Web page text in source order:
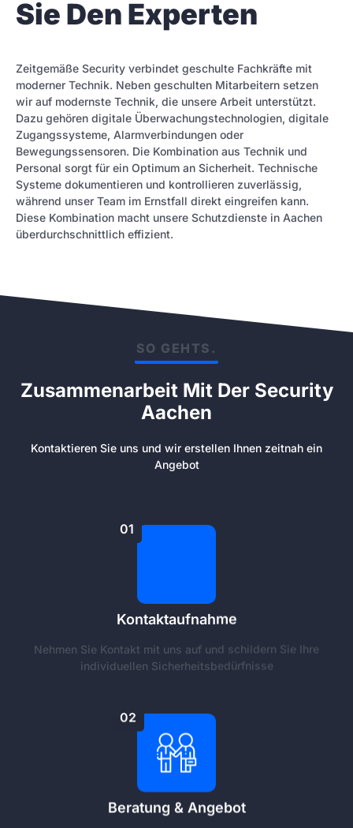
Sie Den Experten
Zeitgemäße Security verbindet geschulte Fachkräfte mit
moderner Technik. Neben geschulten Mitarbeitern setzen
wir auf modernste Technik, die unsere Arbeit unterstützt.
Dazu gehören digitale Überwachungstechnologien, digitale
Zugangssysteme, Alarmverbindungen oder
Bewegungssensoren. Die Kombination aus Technik und
Personal sorgt für ein Optimum an Sicherheit. Technische
Systeme dokumentieren und kontrollieren zuverlässig,
während unser Team im Ernstfall direkt eingreifen kann.
Diese Kombination macht unsere Schutzdienste in Aachen
überdurchschnittlich effizient.
SO GEHTS.
Zusammenarbeit Mit Der Security
Aachen
Kontaktieren Sie uns und wir erstellen Ihnen zeitnah ein
Angebot
01
Kontaktaufnahme
Nehmen Sie Kontakt mit uns auf und schildern Sie Ihre
individuellen Sicherheitsbedürfnisse
02
Beratung & Angebot